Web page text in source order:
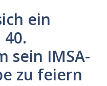
ein
sein IMSA-
zu feiern